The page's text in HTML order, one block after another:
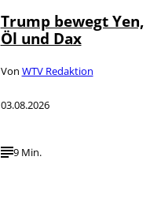
Trump bewegt Yen,
Öl und Dax
Von WTV Redaktion
03.08.2026
9 Min.